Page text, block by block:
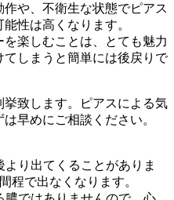
や、不衛生な状態でピアス
性は高くなります。
楽しむことは、とても魅力
しまうと簡単には後戻りで
致します。ピアスによる気
早めにご相談ください。
より出てくることがありま
程で出なくなります。